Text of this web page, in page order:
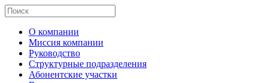
О компании
Миссия компании
Руководство
Структурные подразделения
Абонентские участки